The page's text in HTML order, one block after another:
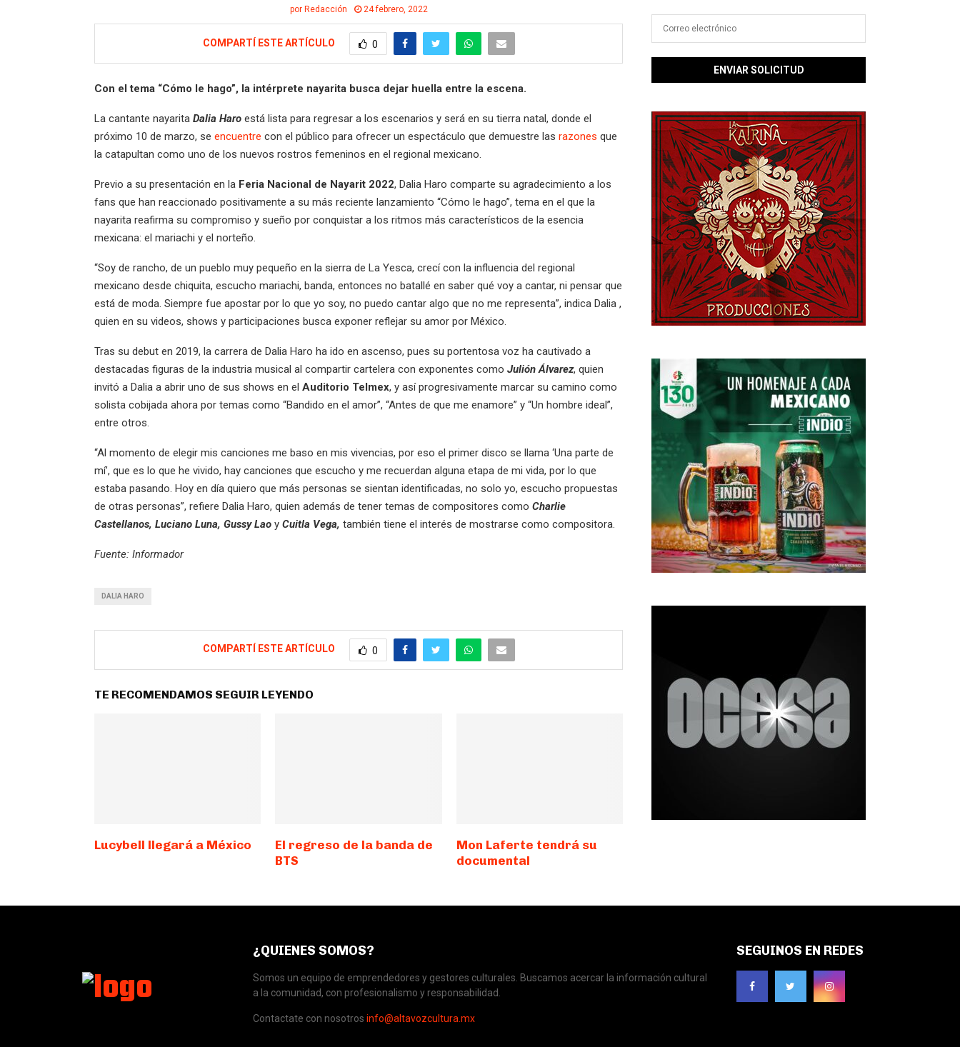
por Redacción 24 febrero, 2022
COMPARTÍ ESTE ARTÍCULO 0
Con el tema “Cómo le hago”, la intérprete nayarita busca dejar huella entre la escena.
La cantante nayarita Dalia Haro está lista para regresar a los escenarios y será en su tierra natal, donde el
próximo 10 de marzo, se encuentre con el público para ofrecer un espectáculo que demuestre las razones que
la catapultan como uno de los nuevos rostros femeninos en el regional mexicano.
Previo a su presentación en la Feria Nacional de Nayarit 2022, Dalia Haro comparte su agradecimiento a los
fans que han reaccionado positivamente a su más reciente lanzamiento “Cómo le hago”, tema en el que la
nayarita reafirma su compromiso y sueño por conquistar a los ritmos más característicos de la esencia
mexicana: el mariachi y el norteño.
“Soy de rancho, de un pueblo muy pequeño en la sierra de La Yesca, crecí con la influencia del regional
mexicano desde chiquita, escucho mariachi, banda, entonces no batallé en saber qué voy a cantar, ni pensar que
está de moda. Siempre fue apostar por lo que yo soy, no puedo cantar algo que no me representa”, indica Dalia ,
quien en su videos, shows y participaciones busca exponer reflejar su amor por México.
Tras su debut en 2019, la carrera de Dalia Haro ha ido en ascenso, pues su portentosa voz ha cautivado a
destacadas figuras de la industria musical al compartir cartelera con exponentes como Julión Álvarez, quien
invitó a Dalia a abrir uno de sus shows en el Auditorio Telmex, y así progresivamente marcar su camino como
solista cobijada ahora por temas como “Bandido en el amor”, “Antes de que me enamore” y “Un hombre ideal”,
entre otros.
“Al momento de elegir mis canciones me baso en mis vivencias, por eso el primer disco se llama ‘Una parte de
mí’, que es lo que he vivido, hay canciones que escucho y me recuerdan alguna etapa de mi vida, por lo que
estaba pasando. Hoy en día quiero que más personas se sientan identificadas, no solo yo, escucho propuestas
de otras personas”, refiere Dalia Haro, quien además de tener temas de compositores como Charlie
Castellanos, Luciano Luna, Gussy Lao y Cuitla Vega, también tiene el interés de mostrarse como compositora.
Fuente: Informador
DALIA HARO
COMPARTÍ ESTE ARTÍCULO 0
TE RECOMENDAMOS SEGUIR LEYENDO
Lucybell llegará a México
El regreso de la banda de
BTS
Mon Laferte tendrá su
documental
¿QUIENES SOMOS?
Somos un equipo de emprendedores y gestores culturales. Buscamos acercar la información cultural
a la comunidad, con profesionalismo y responsabilidad.
Contactate con nosotros info@altavozcultura.mx
SEGUINOS EN REDES